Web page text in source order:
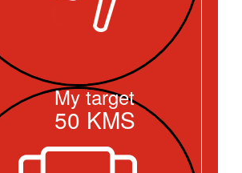
My target
50 KMS